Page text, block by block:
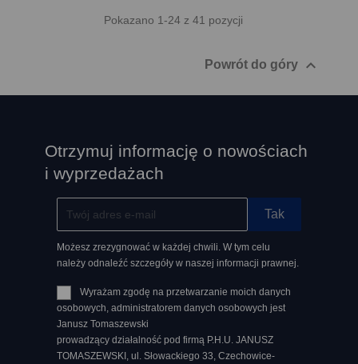
Pokazano 1-24 z 41 pozycji
Powrót do góry 
Otrzymuj informację o nowościach
i wyprzedażach
Możesz zrezygnować w każdej chwili. W tym celu
należy odnaleźć szczegóły w naszej informacji prawnej.
Wyrażam zgodę na przetwarzanie moich danych
osobowych, administratorem danych osobowych jest
Janusz Tomaszewski
prowadzący działalność pod firmą P.H.U. JANUSZ
TOMASZEWSKI, ul. Słowackiego 33, Czechowice-